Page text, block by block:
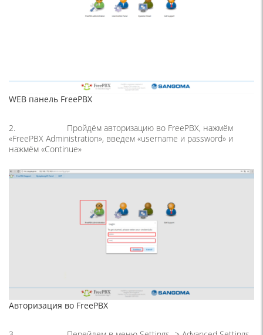
WEB панель FreePBX
2. Пройдём авторизацию во FreePBX, нажмём
«FreePBX Administration», введем «username и password» и
нажмём «Continue»
Авторизация во FreePBX